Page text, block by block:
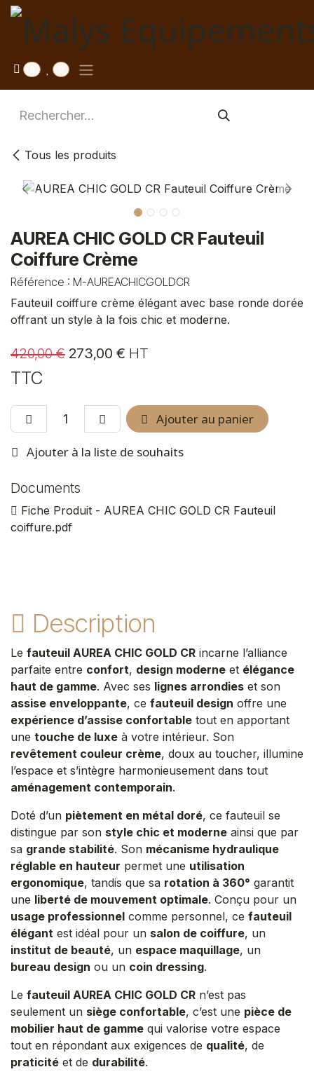
Se rendre au contenu
Tous les produits
AUREA CHIC GOLD CR Fauteuil
Coiffure Crème
Référence : M-AUREACHICGOLDCR
Fauteuil coiffure crème élégant avec base ronde dorée
offrant un style à la fois chic et moderne.
420,00€ 273,00 € HT
TTC
Ajouter au panier
Ajouter à la liste de souhaits
Documents
Fiche Produit - AUREA CHIC GOLD CR Fauteuil
coiffure.pdf
Description
Le fauteuil AUREA CHIC GOLD CR incarne l’alliance
parfaite entre confort, design moderne et élégance
haut de gamme. Avec ses lignes arrondies et son
assise enveloppante, ce fauteuil design offre une
expérience d’assise confortable tout en apportant
une touche de luxe à votre intérieur. Son
revêtement couleur crème, doux au toucher, illumine
l’espace et s’intègre harmonieusement dans tout
aménagement contemporain.
Doté d’un piètement en métal doré, ce fauteuil se
distingue par son style chic et moderne ainsi que par
sa grande stabilité. Son mécanisme hydraulique
réglable en hauteur permet une utilisation
ergonomique, tandis que sa rotation à 360° garantit
une liberté de mouvement optimale. Conçu pour un
usage professionnel comme personnel, ce fauteuil
élégant est idéal pour un salon de coiffure, un
institut de beauté, un espace maquillage, un
bureau design ou un coin dressing.
Le fauteuil AUREA CHIC GOLD CR n’est pas
seulement un siège confortable, c’est une pièce de
mobilier haut de gamme qui valorise votre espace
tout en répondant aux exigences de qualité, de
praticité et de durabilité.